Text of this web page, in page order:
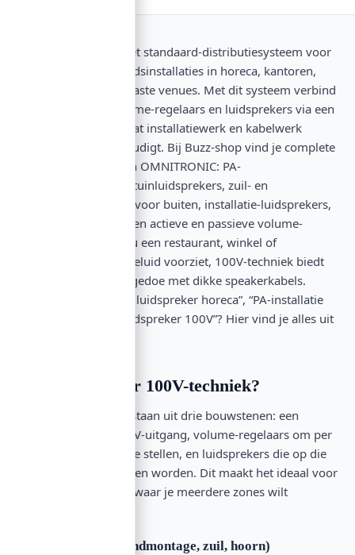
100V-techniek is het standaard-distributiesysteem voor
professionele geluidsinstallaties in horeca, kantoren,
winkelruimtes en vaste venues. Met dit systeem verbind
je versterkers, volume-regelaars en luidsprekers via een
enkele 100V-lijn, wat installatiewerk en kabelwerk
drastisch vereenvoudigt. Bij Buzz-shop vind je complete
100V-systemen van OMNITRONIC: PA-
wandluidsprekers, tuinluidsprekers, zuil- en
kolomluidsprekers voor buiten, installatie-luidsprekers,
hoornluidsprekers en actieve en passieve volume-
controllers. Of je nu een restaurant, winkel of
buitenruimte van geluid voorziet, 100V-techniek biedt
flexibiliteit zonder gedoe met dikke speakerkabels.
Zoeken naar “100V luidspreker horeca”, “PA-installatie
kantoor” of “tuinluidspreker 100V”? Hier vind je alles uit
Wat valt onder 100V-techniek?
100V-systemen bestaan uit drie bouwstenen: een
versterker met 100V-uitgang, volume-regelaars om per
zone het geluid in te stellen, en luidsprekers die op die
100V-lijn aangesloten worden. Dit maakt het ideaal voor
grotere installaties waar je meerdere zones wilt
Luidsprekers (wandmontage, zuil, hoorn)